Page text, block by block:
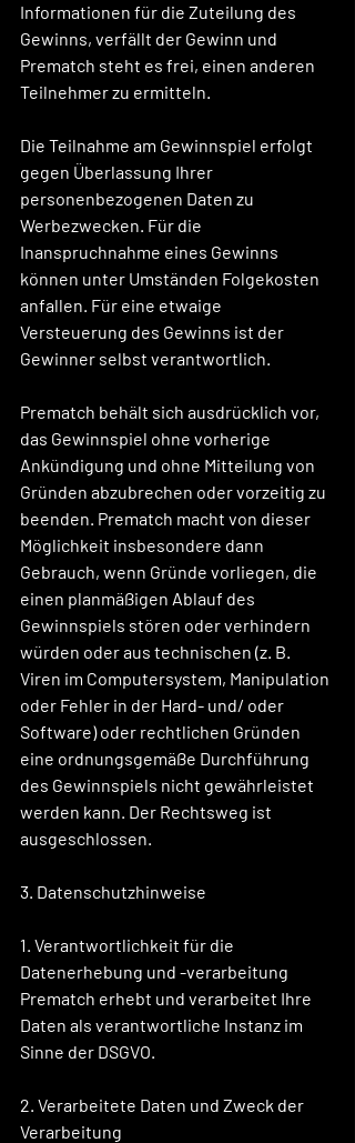
Informationen für die Zuteilung des
Gewinns, verfällt der Gewinn und
Prematch steht es frei, einen anderen
Teilnehmer zu ermitteln.
Die Teilnahme am Gewinnspiel erfolgt
gegen Überlassung Ihrer
personenbezogenen Daten zu
Werbezwecken. Für die
Inanspruchnahme eines Gewinns
können unter Umständen Folgekosten
anfallen. Für eine etwaige
Versteuerung des Gewinns ist der
Gewinner selbst verantwortlich.
Prematch behält sich ausdrücklich vor,
das Gewinnspiel ohne vorherige
Ankündigung und ohne Mitteilung von
Gründen abzubrechen oder vorzeitig zu
beenden. Prematch macht von dieser
Möglichkeit insbesondere dann
Gebrauch, wenn Gründe vorliegen, die
einen planmäßigen Ablauf des
Gewinnspiels stören oder verhindern
würden oder aus technischen (z. B.
Viren im Computersystem, Manipulation
oder Fehler in der Hard- und/ oder
Software) oder rechtlichen Gründen
eine ordnungsgemäße Durchführung
des Gewinnspiels nicht gewährleistet
werden kann. Der Rechtsweg ist
ausgeschlossen.
3. Datenschutzhinweise
1. Verantwortlichkeit für die
Datenerhebung und -verarbeitung
Prematch erhebt und verarbeitet Ihre
Daten als verantwortliche Instanz im
Sinne der DSGVO.
2. Verarbeitete Daten und Zweck der
Verarbeitung